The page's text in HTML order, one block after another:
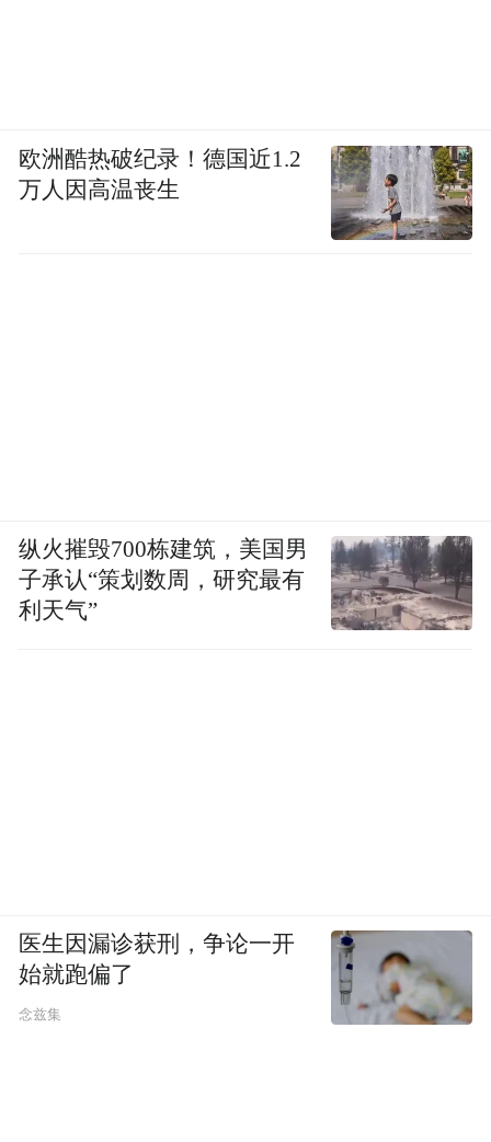
欧洲酷热破纪录！德国近1.2
万人因高温丧生
纵火摧毁700栋建筑，美国男
子承认“策划数周，研究最有
利天气”
医生因漏诊获刑，争论一开
始就跑偏了
念兹集